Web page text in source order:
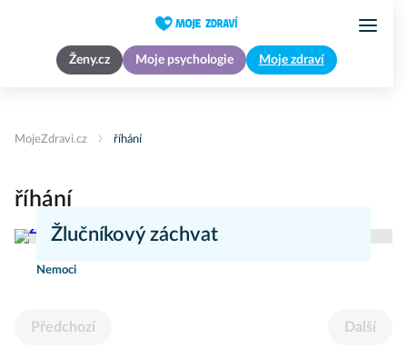
Ženy.cz Moje psychologie Moje zdraví
MojeZdravi.cz říhání
říhání
Žlučníkový záchvat
Nemoci
Předchozí Další